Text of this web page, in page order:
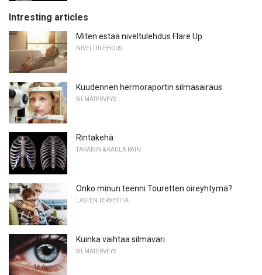
Intresting articles
Miten estää niveltulehdus Flare Up
NIVELTULEHDUS
Kuudennen hermoraportin silmäsairaus
SILMÄTERVEYS
Rintakehä
TAKAISIN & KAULA PAIN
Onko minun teenni Touretten oireyhtymä?
LASTEN TERVEYTTÄ
Kuinka vaihtaa silmäväri
SILMÄTERVEYS